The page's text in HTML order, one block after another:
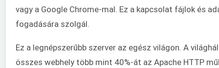
vagy a Google Chrome-mal. Ez a kapcsolat fájlok és
fogadására szolgál.
Ez a legnépszerűbb szerver az egész világon. A
összes webhely több mint 40%-át az Apache HTTP